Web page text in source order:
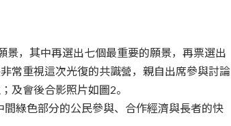
景，其中再選出七個最重要的願景，再票選出
常重視這次光復的共識營，親自出席參與討論
及會後合影照片如圖2。
綠色部分的公民參與、合作經濟與長者的快